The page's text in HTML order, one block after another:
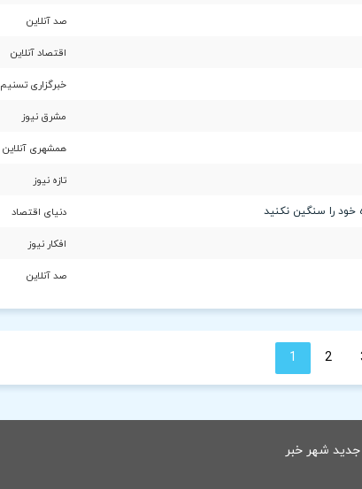
صد آنلاین
اقتصاد آنلاین
خبرگزاری تسنیم
مشرق نیوز
همشهری آنلاین
تازه نیوز
خود را سنگین نکنید دنیای اقتصاد
افکار نیوز
صد آنلاین
1 2
شهر خبر